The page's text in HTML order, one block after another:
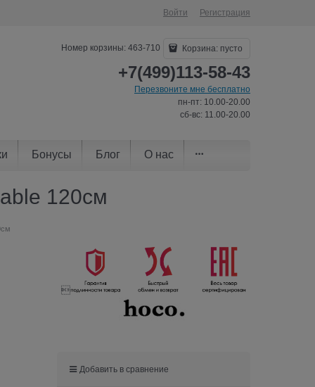
Войти Регистрация
Номер корзины: 463-710 Корзина: пусто
+7(499)113-58-43
Перезвоните мне бесплатно
пн-пт: 10.00-20.00
сб-вс: 11.00-20.00
Бонусы Блог О нас
120см

Добавить в сравнение